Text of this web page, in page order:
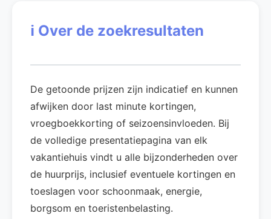
ℹ️ Over de zoekresultaten
De getoonde prijzen zijn indicatief en kunnen
afwijken door last minute kortingen,
vroegboekkorting of seizoensinvloeden. Bij
de volledige presentatiepagina van elk
vakantiehuis vindt u alle bijzonderheden over
de huurprijs, inclusief eventuele kortingen en
toeslagen voor schoonmaak, energie,
borgsom en toeristenbelasting.